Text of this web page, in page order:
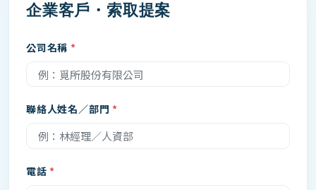
企業客戶・索取提案
公司名稱
聯絡人姓名／部門
電話